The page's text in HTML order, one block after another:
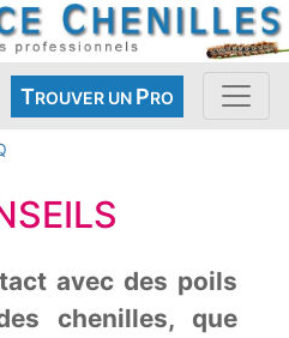
TROUVER UN PRO
avec des poils
chenilles, que